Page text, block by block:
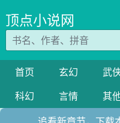
顶点小说网
首页 玄幻 武
科幻
言情 其